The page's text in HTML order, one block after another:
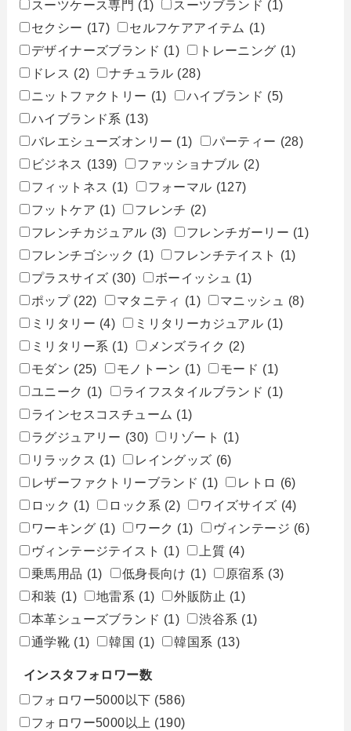
スーツケース専門 (1) スーツブランド (1)
セクシー (17) セルフケアアイテム (1)
デザイナーズブランド (1) トレーニング (1)
ドレス (2) ナチュラル (28)
ニットファクトリー (1) ハイブランド (5)
ハイブランド系 (13)
バレエシューズオンリー (1) パーティー (28)
ビジネス (139) ファッショナブル (2)
フィットネス (1) フォーマル (127)
フットケア (1) フレンチ (2)
フレンチカジュアル (3) フレンチガーリー (1)
フレンチゴシック (1) フレンチテイスト
(1)
プラスサイズ (30) ボーイッシュ
(1)
ポップ (22) マタニティ (1) マニッシュ
(8)
ミリタリー (4) ミリタリーカジュアル (1)
ミリタリー系 (1) メンズライク (2)
モダン (25) モノトーン (1) モード (1)
ユニーク (1) ライフスタイルブランド (1)
ラインセスコスチューム (1)
ラグジュアリー (30) リゾート (1)
リラックス (1) レイングッズ (6)
レザーファクトリーブランド (1) レトロ (6)
ロック (1) ロック系 (2) ワイズサイズ (4)
ワーキング (1) ワーク (1) ヴィンテージ (6)
ヴィンテージテイスト (1) 上質 (4)
乗馬用品 (1) 低身長向け (1) 原宿系 (3)
和装 (1) 地雷系 (1) 外販防止 (1)
本革シューズブランド (1) 渋谷系 (1)
通学靴 (1) 韓国 (1) 韓国系 (13)
インスタフォロワー数
フォロワー5000以下 (586)
フォロワー5000以上 (190)